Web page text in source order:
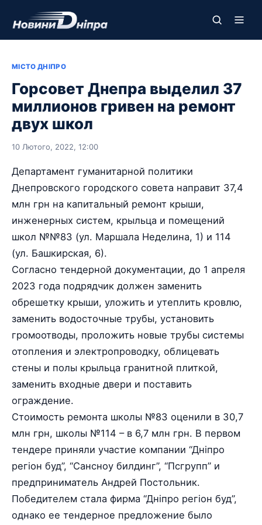
МІСТО ДНІПРО
Горсовет Днепра выделил 37
миллионов гривен на ремонт
двух школ
10 Лютого, 2022, 12:00
Департамент гуманитарной политики
Днепровского городского совета направит 37,4
млн грн на капитальный ремонт крыши,
инженерных систем, крыльца и помещений
школ №№83 (ул. Маршала Неделина, 1) и 114
(ул. Башкирская, 6).
Согласно тендерной документации, до 1 апреля
2023 года подрядчик должен заменить
обрешетку крыши, уложить и утеплить кровлю,
заменить водосточные трубы, установить
громоотводы, проложить новые трубы системы
отопления и электропроводку, облицевать
стены и полы крыльца гранитной плиткой,
заменить входные двери и поставить
ограждение.
Стоимость ремонта школы №83 оценили в 30,7
млн грн, школы №114 – в 6,7 млн грн. В первом
тендере приняли участие компании “Дніпро
регіон буд”, “Сансноу билдинг”, “Псгрупп” и
предприниматель Андрей Постольник.
Победителем стала фирма “Дніпро регіон буд”,
однако ее тендерное предложение было